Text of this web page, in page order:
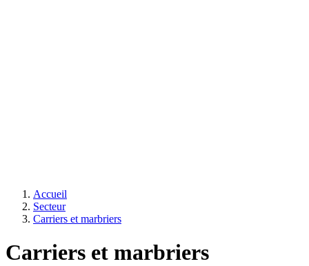
Accueil
Secteur
Carriers et marbriers
Carriers et marbriers